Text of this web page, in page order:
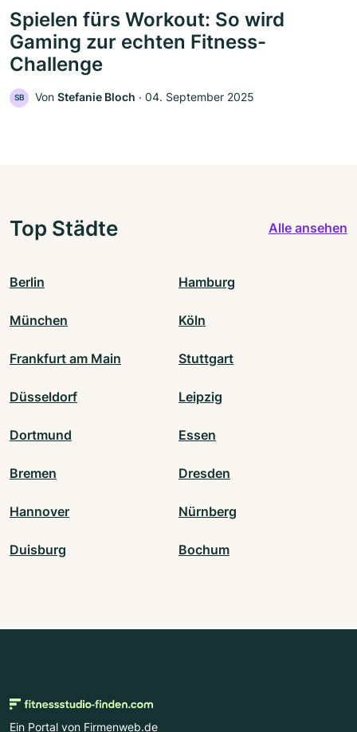
Spielen fürs Workout: So wird
Gaming zur echten Fitness-
Challenge
SB Von Stefanie Bloch ‧ 04. September 2025
Top Städte Alle ansehen
Berlin Hamburg
München Köln
Frankfurt am Main Stuttgart
Düsseldorf Leipzig
Dortmund Essen
Bremen Dresden
Hannover Nürnberg
Duisburg Bochum
Ein Portal von Firmenweb.de